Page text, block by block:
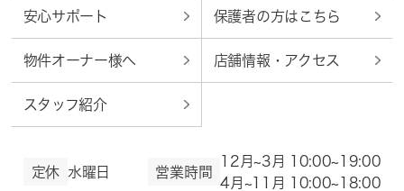
安心サポート 保護者の方はこちら
物件オーナー様へ 店舗情報・アクセス
スタッフ紹介
定休 水曜日 営業時間
12月~3月 10:00~19:00
4月~11月 10:00~18:00